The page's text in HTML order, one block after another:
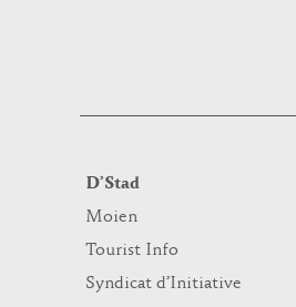
D’Stad
Moien
Tourist Info
Syndicat d’Initiative